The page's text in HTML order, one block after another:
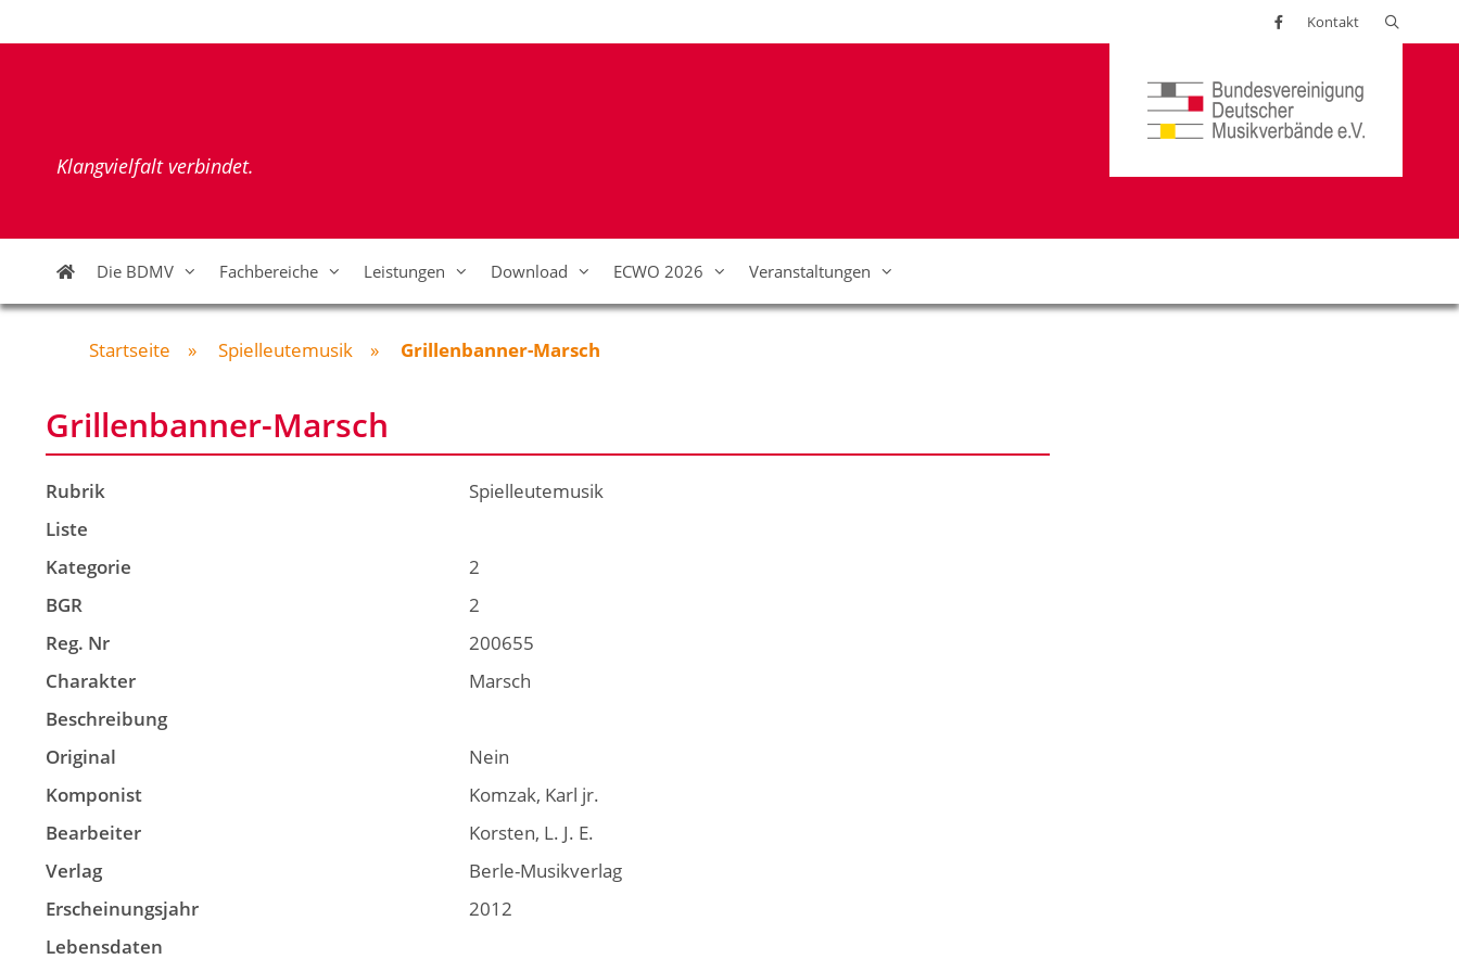
Inhalt
Kontakt
Klangvielfalt verbindet.
Die BDMV Fachbereiche Leistungen Download ECWO 2026 Veranstaltungen
Startseite » Spielleutemusik » Grillenbanner-Marsch
Grillenbanner-Marsch
Rubrik
Spielleutemusik
Liste
Kategorie
2
BGR
2
Reg. Nr
200655
Charakter
Marsch
Beschreibung
Original
Nein
Komponist
Komzak, Karl jr.
Bearbeiter
Korsten, L. J. E.
Verlag
Berle-Musikverlag
Erscheinungsjahr
2012
Lebensdaten